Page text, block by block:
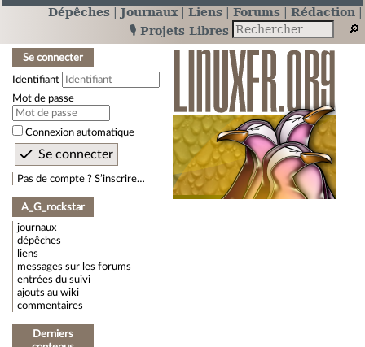
Dépêches Journaux Liens Forums
Rédaction
🎙️ Projets Libres
Se connecter
Identifiant
Mot de passe
Connexion automatique
Pas de compte ? S’inscrire…
A_G_rockstar
journaux
dépêches
liens
messages sur les forums
entrées du suivi
ajouts au wiki
commentaires
Derniers